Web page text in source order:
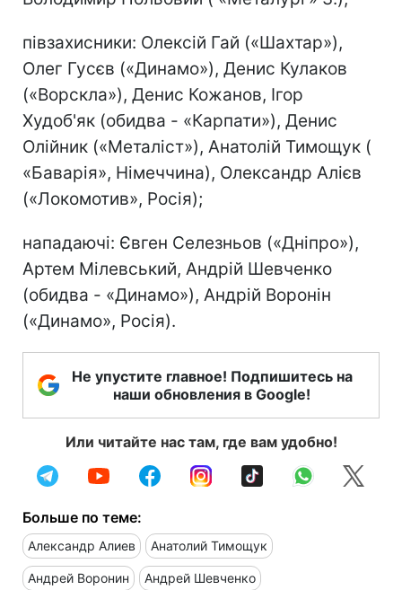
півзахисники: Олексій Гай («Шахтар»),
Олег Гусєв («Динамо»), Денис Кулаков
(«Ворскла»), Денис Кожанов, Ігор
Худоб'як (обидва - «Карпати»), Денис
Олійник («Металіст»), Анатолій Тимощук (
«Баварія», Німеччина), Олександр Алієв
(«Локомотив», Росія);
нападаючі: Євген Селезньов («Дніпро»),
Артем Мілевський, Андрій Шевченко
(обидва - «Динамо»), Андрій Воронін
(«Динамо», Росія).
Не упустите главное! Подпишитесь на
наши обновления в Google!
Или читайте нас там, где вам удобно!
Больше по теме:
Александр Алиев Анатолий Тимощук
Андрей Воронин Андрей Шевченко